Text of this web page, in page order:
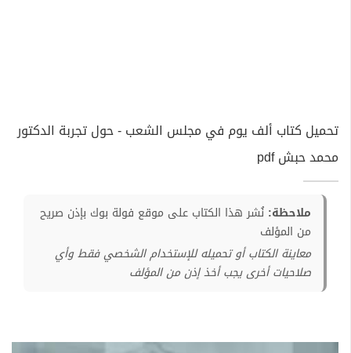
تحميل كتاب ألف یوم في مجلس الشعب - حول تجربة الدكتور
محمد حبش pdf
ملاحظة: نُشر هذا الكتاب على موقع فولة بوك بإذن صريح
من المؤلف
معاينة الكتاب أو تحميله للإستخدام الشخصي فقط وأي
صلاحيات أخرى يجب أخذ إذن من المؤلف